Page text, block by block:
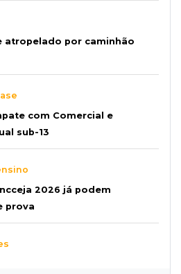
atropelado por caminhão
com Comercial e
sub-13
2026 já podem
prova